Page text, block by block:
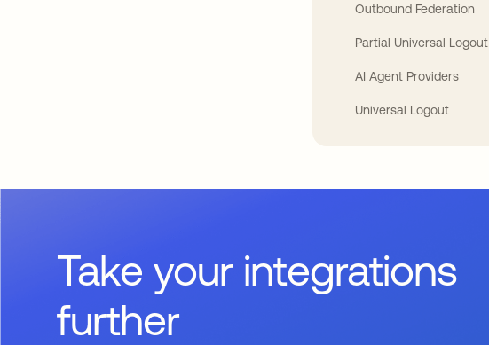
Outbound Federation
Partial Universal Logout
AI Agent Providers
Universal Logout
Take your integrations
further